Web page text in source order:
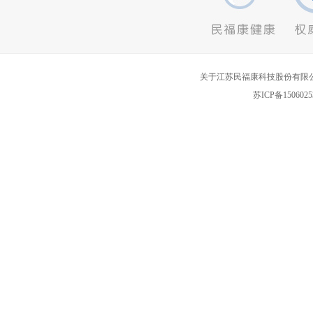
关于江苏民福康科技股份有限
苏ICP备